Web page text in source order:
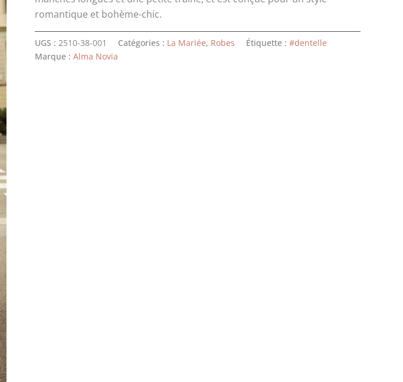
romantique et bohème-chic.
UGS : 2510-38-001 Catégories : La Mariée, Robes Étiquette : #dentelle
Marque : Alma Novia